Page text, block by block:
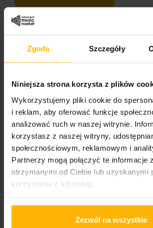
Zgoda Szczegóły
Niniejsza strona korzysta z plików
Wykorzystujemy pliki cookie do
i reklam, aby oferować funkcje
analizować ruch w naszej witrynie.
korzystasz z naszej witryny,
społecznościowym, reklamowym i
Partnerzy mogą połączyć te informacje
otrzymanymi od Ciebie lub uzyskanymi
korzystania z ich usług.
Zezwól na wszystkie
Hip-hop
PRODUCT DETAILS
Album year
1996
Band name
Mobb Deep
2026